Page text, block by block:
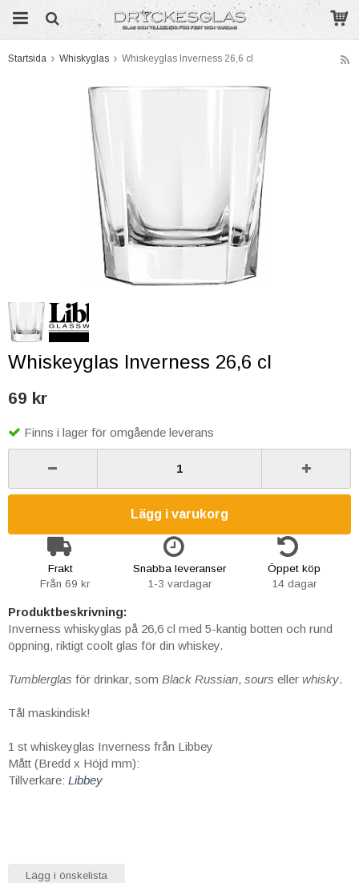
Startsida Whiskyglas Whiskeyglas Inverness 26,6 cl
Whiskeyglas Inverness 26,6 cl
69 kr
Finns i lager för omgående leverans
Lägg i varukorg
Frakt
Från 69 kr
Snabba leveranser
1-3 vardagar
Öppet köp
14 dagar
Produktbeskrivning:
Inverness whiskyglas på 26,6 cl med 5-kantig botten och rund
öppning, riktigt coolt glas för din whiskey.
Tumblerglas för drinkar, som Black Russian, sours eller whisky.
Tål maskindisk!
1 st whiskeyglas Inverness från Libbey
Mått (Bredd x Höjd mm):
Tillverkare: Libbey
Lägg i önskelista